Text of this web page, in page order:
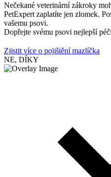
Nečekané veterinární zákroky
PetExpert zaplatíte jen zlomek.
vašemu psovi.
Dopřejte svému psovi nejlepší
Zjistit více o pojištění mazlíčka
NE, DÍKY